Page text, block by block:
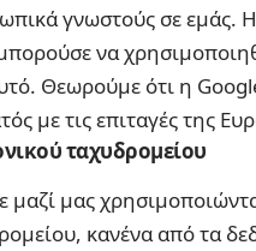
γνωστούς σε εμάς.
να
Θεωρούμε ότι η
με τις επιταγές της
ταχυδρομείου
μαζί μας
κανένα από τα